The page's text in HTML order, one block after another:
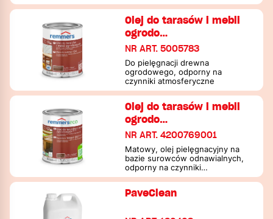
Olej do tarasów i mebli
ogrodo…
NR ART. 5005783
Do pielęgnacji drewna
ogrodowego, odporny na
czynniki atmosferyczne
Olej do tarasów i mebli
ogrodo…
NR ART. 4200769001
Matowy, olej pielęgnacyjny na
bazie surowców odnawialnych,
odporny na czynniki
atmosferyczne
PaveClean